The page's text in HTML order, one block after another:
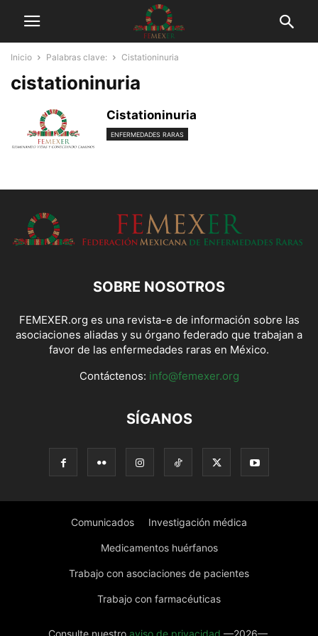
Inicio Palabras clave: Cistationinuria
cistationinuria
Cistationinuria
ENFERMEDADES RARAS
SOBRE NOSOTROS
FEMEXER.org es una revista-e de información sobre las
asociaciones aliadas y su órgano federado que trabajan a
favor de las enfermedades raras en México.
Contáctenos: info@femexer.org
SÍGANOS
Comunicados Investigación médica
Medicamentos huérfanos
Trabajo con asociaciones de pacientes
Trabajo con farmacéuticas
Consulte nuestro aviso de privacidad —2026—.